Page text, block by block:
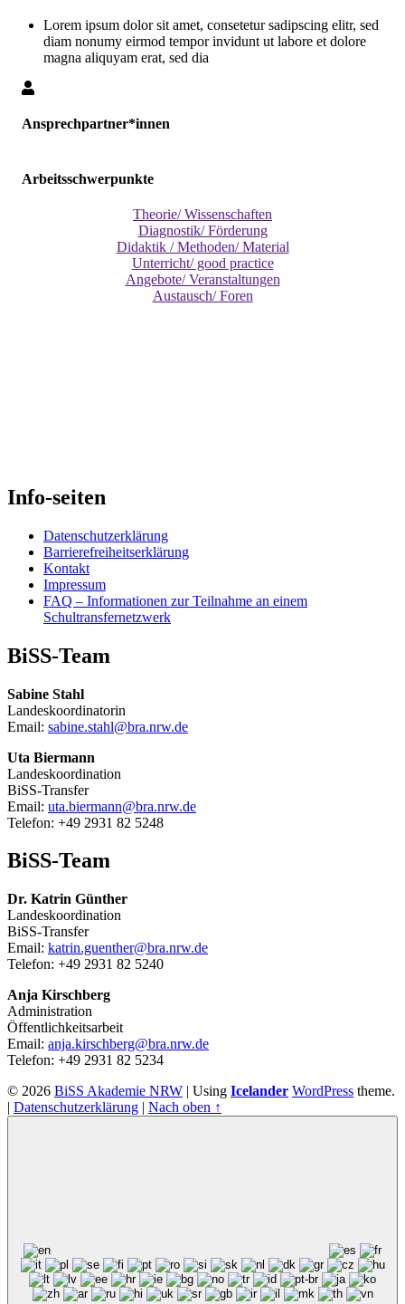
Lorem ipsum dolor sit amet, consetetur sadipscing elitr, sed
diam nonumy eirmod tempor invidunt ut labore et dolore
magna aliquyam erat, sed dia
Ansprechpartner*innen
Arbeitsschwerpunkte
Theorie/ Wissenschaften
Diagnostik/ Förderung
Didaktik / Methoden/ Material
Unterricht/ good practice
Angebote/ Veranstaltungen
Austausch/ Foren
Info-seiten
Datenschutzerklärung
Barrierefreiheitserklärung
Kontakt
Impressum
FAQ – Informationen zur Teilnahme an einem
Schultransfernetzwerk
BiSS-Team
Sabine Stahl
Landeskoordinatorin
Email: sabine.stahl@bra.nrw.de
Uta Biermann
Landeskoordination
BiSS-Transfer
Email: uta.biermann@bra.nrw.de
Telefon: +49 2931 82 5248
BiSS-Team
Dr. Katrin Günther
Landeskoordination
BiSS-Transfer
Email: katrin.guenther@bra.nrw.de
Telefon: +49 2931 82 5240
Anja Kirschberg
Administration
Öffentlichkeitsarbeit
Email: anja.kirschberg@bra.nrw.de
Telefon: +49 2931 82 5234
© 2026 BiSS Akademie NRW | Using Icelander WordPress theme.
| Datenschutzerklärung | Nach oben ↑